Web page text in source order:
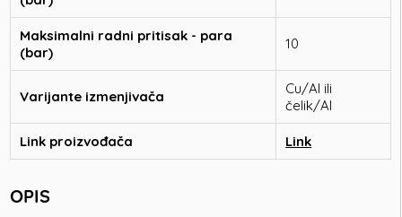
Maksimalni radni pritisak - para
(bar)
10
Varijante izmenjivača
Cu/Al ili
čelik/Al
Link proizvođača Link
OPIS